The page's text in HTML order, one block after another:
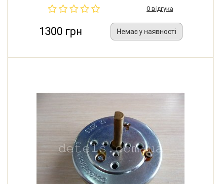
0 відгука
1300 грн Немає у наявності